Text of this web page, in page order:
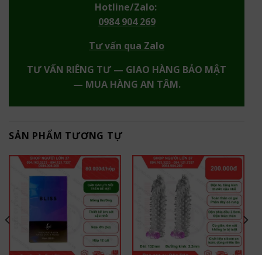
Hotline/Zalo:
0984 904 269
Tư vấn qua Zalo
TƯ VẤN RIÊNG TƯ — GIAO HÀNG BẢO MẬT
— MUA HÀNG AN TÂM.
SẢN PHẨM TƯƠNG TỰ